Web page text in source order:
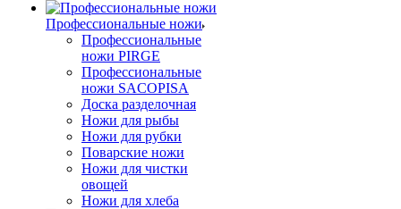
Профессиональные ножи
Профессиональные
ножи PIRGE
Профессиональные
ножи SACOPISA
Доска разделочная
Ножи для рыбы
Ножи для рубки
Поварские ножи
Ножи для чистки
овощей
Ножи для хлеба